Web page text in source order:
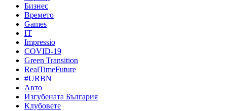
Бизнес
Времето
Games
IT
Impressio
COVID-19
Green Transition
RealTimeFuture
#URBN
Авто
Изгубената България
Клубовете